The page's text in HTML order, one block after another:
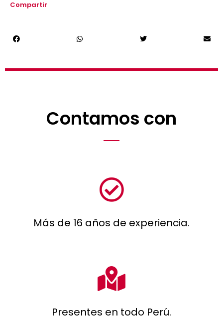
Compartir
Contamos con
Más de 16 años de experiencia.
Presentes en todo Perú.